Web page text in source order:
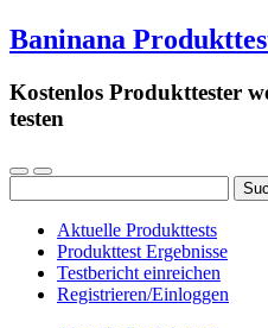
Baninana
Kostenlos Produkttester
testen
nach:
Aktuelle Produkttests
Produkttest Ergebnisse
Testbericht einreichen
Registrieren/Einloggen